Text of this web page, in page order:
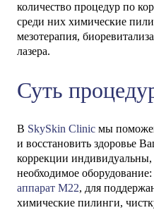
количество процедур по
среди них химические
мезотерапия,
лазера.
Суть
В SkySkin Clinic мы
и восстановить здоровье
коррекции
необходимое оборудование:
аппарат М22, для
химические пилинги,